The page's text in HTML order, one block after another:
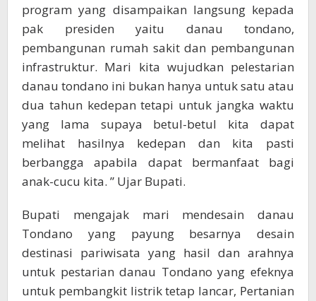
program yang disampaikan langsung kepada
pak presiden yaitu danau tondano,
pembangunan rumah sakit dan pembangunan
infrastruktur. Mari kita wujudkan pelestarian
danau tondano ini bukan hanya untuk satu atau
dua tahun kedepan tetapi untuk jangka waktu
yang lama supaya betul-betul kita dapat
melihat hasilnya kedepan dan kita pasti
berbangga apabila dapat bermanfaat bagi
anak-cucu kita. ” Ujar Bupati.
Bupati mengajak mari mendesain danau
Tondano yang payung besarnya desain
destinasi pariwisata yang hasil dan arahnya
untuk pestarian danau Tondano yang efeknya
untuk pembangkit listrik tetap lancar, Pertanian